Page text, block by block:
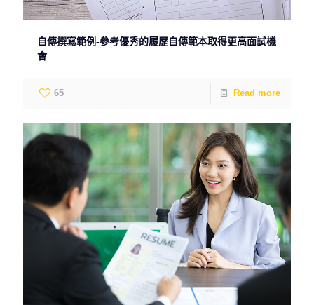
自傳撰寫範例-參考優秀的履歷自傳範本取得更高面試機
會
65 Read more